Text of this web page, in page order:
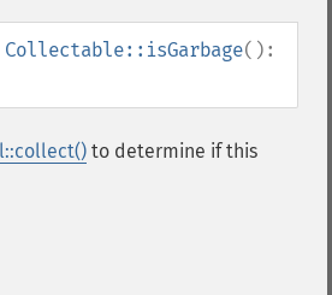
Collectable::isGarbage():
to determine if this